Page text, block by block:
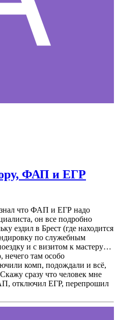
ФАП и ЕГР
что ФАП и ЕГР надо
он все подробно
ездил в Брест (где находится
по служебным
и с визитом к мастеру…
там особо
комп, подождали и всё,
сразу что человек мне
отключил ЕГР, перепрошил